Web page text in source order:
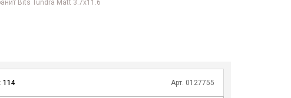
Bits Tundra Matt 3.7x11.6
114 Арт. 0127755